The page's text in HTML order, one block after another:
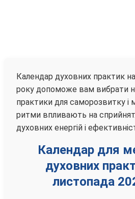
Календар духовних практик
року допоможе вам вибрати
практики для саморозвитку і
ритми впливають на
духовних енергій і
Календар для
духовних
листопада